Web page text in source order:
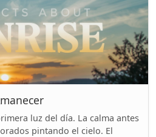
luz del día. La calma antes
pintando el cielo. El